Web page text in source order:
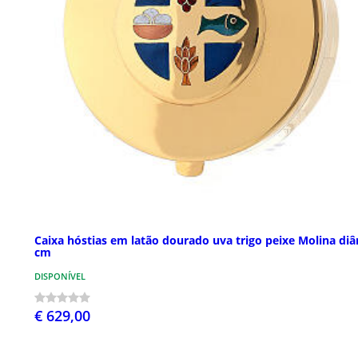
Caixa hóstias em latão dourado uva trigo peixe Molina
cm
DISPONÍVEL
€ 629,00